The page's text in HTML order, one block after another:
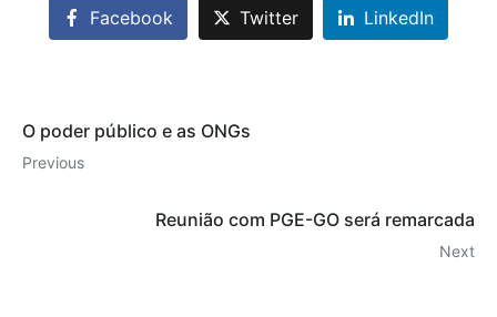
Facebook Twitter LinkedIn
O poder público e as ONGs
Previous
Reunião com PGE-GO será remarcada
Next